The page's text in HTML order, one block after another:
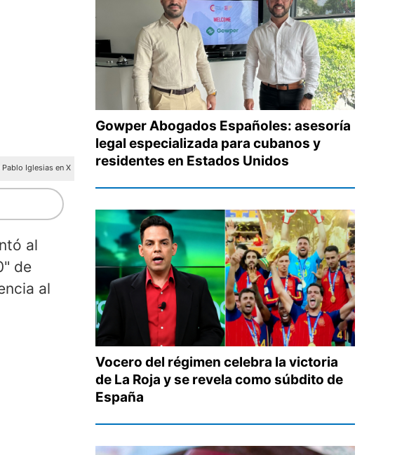
Iglesias en X
al
de
al
Gowper Abogados Españoles: asesoría
legal especializada para cubanos y
residentes en Estados Unidos
Vocero del régimen celebra la victoria
de La Roja y se revela como súbdito de
España